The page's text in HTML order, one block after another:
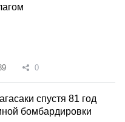
0
спустя 81 год
бомбардировки